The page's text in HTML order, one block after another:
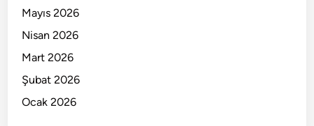
Mayıs 2026
Nisan 2026
Mart 2026
Şubat 2026
Ocak 2026